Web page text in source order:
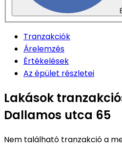
Tranzakciók
Árelemzés
Értékelések
Az épület részletei
Lakások
Dallamos utca 65
Nem található tranzakció a